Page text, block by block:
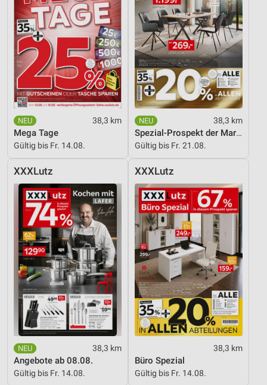
38,3 km
Mega Tage
Gültig bis Fr. 14.08.
38,3 km
Spezial-Prospekt der Marken
Gültig bis Fr. 21.08.
XXXLutz
38,3 km
Angebote ab 08.08.
Gültig bis Fr. 14.08.
XXXLutz
38,3 km
Büro Spezial
Gültig bis Fr. 14.08.
Verwendung von Profilen zur Auswahl
personalisierter Werbung
Erstellung von Profilen zur Personalisierung
von Inhalten
Verwendung von Profilen zur Auswahl
personalisierter Inhalte
Messung der Werbeleistung
Messung der Performance von Inhalten
Kombinationen von Daten aus verschiedenen
Entwicklung und Verbesserung der Angebote
Verwendung reduzierter Daten zur Auswahl von
Inhalten
IAB-Besonderheiten:
Verwendung genauer Standortdaten
Geräte anhand von aktiv angeforderten
Informationen identifizieren
Nicht-IAB-Verarbeitungszwecke:
Notwendig
Performance